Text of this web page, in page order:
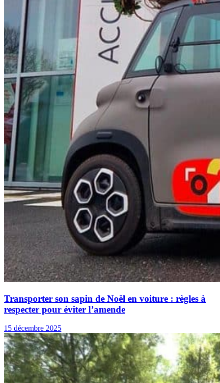
Transporter son sapin de Noël en voiture : règles à
respecter pour éviter l’amende
15 décembre 2025